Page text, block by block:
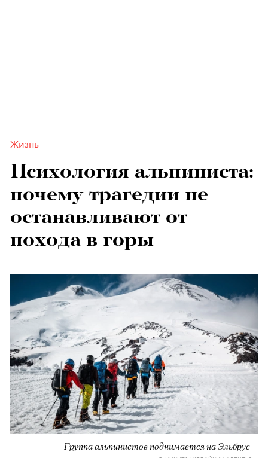
Жизнь
Психология альпиниста:
почему трагедии не
останавливают от
похода в горы
Группа альпинистов поднимается на Эльбрус